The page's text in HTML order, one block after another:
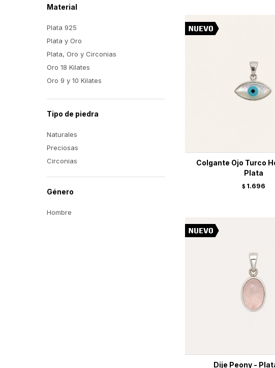
Colgante Ojo Turco
Plata
$ 1.696
Dije Peony -
Material
Plata 925
Plata y Oro
Plata, Oro y Circonias
Oro 18 Kilates
Oro 9 y 10 Kilates
Tipo de piedra
Naturales
Preciosas
Circonias
Género
Hombre